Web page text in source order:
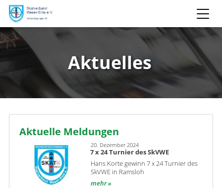
Aktuelles
Aktuelle Meldungen
20. Dezember 2024
7 x 24 Turnier des SkVWE
Hans Korte gewinn 7 x 24 Turnier des
SkVWE in Ramsloh
mehr